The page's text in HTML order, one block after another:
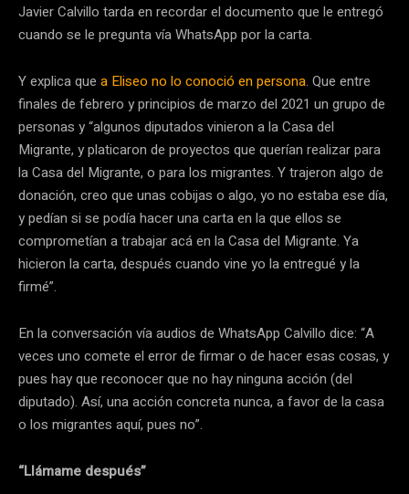
Javier Calvillo tarda en recordar el documento que le entregó
cuando se le pregunta vía WhatsApp por la carta.
Y explica que a Eliseo no lo conoció en persona. Que entre
finales de febrero y principios de marzo del 2021 un grupo de
personas y “algunos diputados vinieron a la Casa del
Migrante, y platicaron de proyectos que querían realizar para
la Casa del Migrante, o para los migrantes. Y trajeron algo de
donación, creo que unas cobijas o algo, yo no estaba ese día,
y pedían si se podía hacer una carta en la que ellos se
comprometían a trabajar acá en la Casa del Migrante. Ya
hicieron la carta, después cuando vine yo la entregué y la
firmé”.
En la conversación vía audios de WhatsApp Calvillo dice: “A
veces uno comete el error de firmar o de hacer esas cosas, y
pues hay que reconocer que no hay ninguna acción (del
diputado). Así, una acción concreta nunca, a favor de la casa
o los migrantes aquí, pues no”.
“Llámame después”